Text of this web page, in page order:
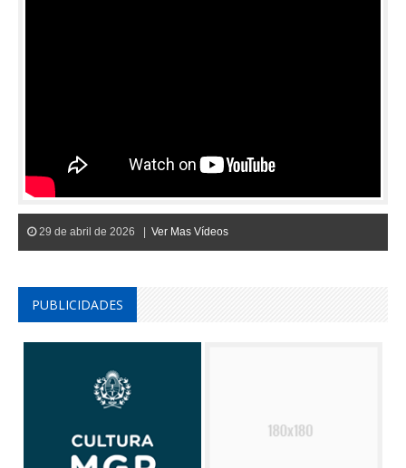
29 de abril de 2026 | Ver Mas Vídeos
PUBLICIDADES